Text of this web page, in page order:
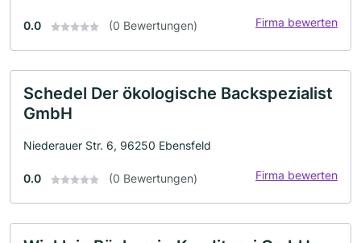
0.0 (0 Bewertungen) Firma bewerten
Schedel Der ökologische Backspezialist
GmbH
Niederauer Str. 6, 96250 Ebensfeld
0.0 (0 Bewertungen) Firma bewerten